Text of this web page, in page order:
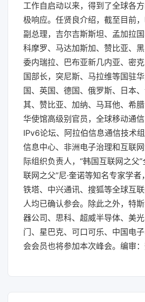
工作自启动以来，得到了全球各
极响应。任贤良介绍，截至目前
副总理，吉尔吉斯斯坦、孟加拉国
科摩罗、马达加斯加、赞比亚、黑
委内瑞拉、巴布亚新几内亚、密
国部长，突尼斯、马拉维等国驻
国、英国、德国、俄罗斯、日本
其、赞比亚、加纳、马耳他、希
华使馆高级别官员，全球移动通
IPv6论坛、阿拉伯信息通信技术
信息中心、非洲电子治理和互联
际组织负责人，“韩国互联网之父
联网之父”尼·奎诺等知名专家学者
铁塔、中兴通讯、搜狐等全球互
人均已确认参会。除此之外，特
器公司、思科、超威半导体、美
门、星巴克、可口可乐、中国电
会会员也将参加本次峰会。编审